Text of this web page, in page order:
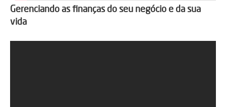
Gerenciando as finanças do seu negócio e da sua
vida